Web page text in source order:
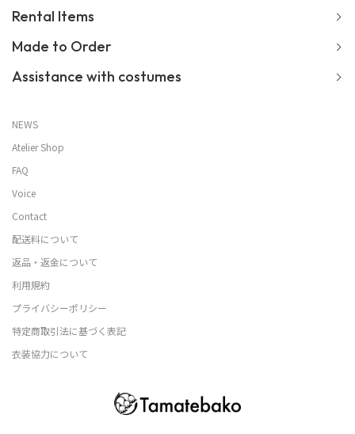
Rental Items
Made to Order
Assistance with costumes
NEWS
Atelier Shop
FAQ
Voice
Contact
配送料について
返品・返金について
利用規約
プライバシーポリシー
特定商取引法に基づく表記
衣装協力について